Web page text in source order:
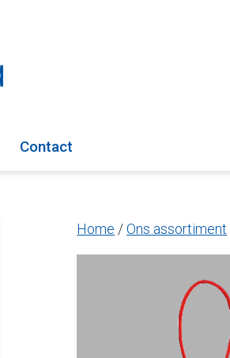
Contact
Home /Ons assortiment